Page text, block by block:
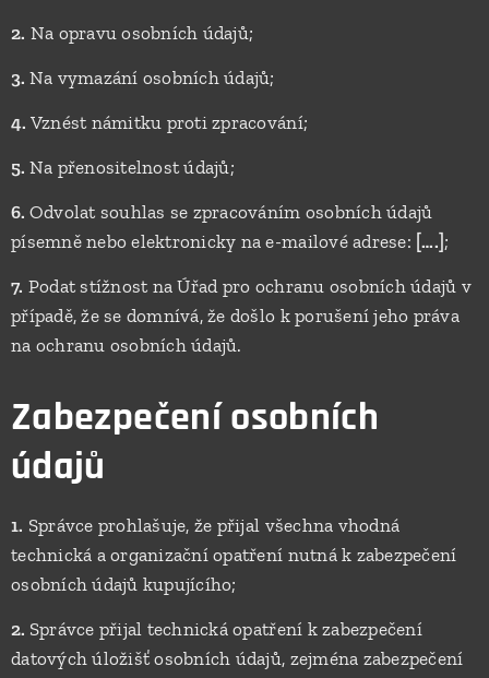
2. Na opravu osobních údajů;
3. Na vymazání osobních údajů;
4. Vznést námitku proti zpracování;
5. Na přenositelnost údajů;
6. Odvolat souhlas se zpracováním osobních údajů
písemně nebo elektronicky na e-mailové adrese: [….] ;
7. Podat stížnost na Úřad pro ochranu osobních údajů v
případě, že se domnívá, že došlo k porušení jeho práva
na ochranu osobních údajů.
Zabezpečení osobních
údajů
1. Správce prohlašuje, že přijal všechna vhodná
technická a organizační opatření nutná k zabezpečení
osobních údajů kupujícího;
2. Správce přijal technická opatření k zabezpečení
datových úložišť osobních údajů, zejména zabezpečení